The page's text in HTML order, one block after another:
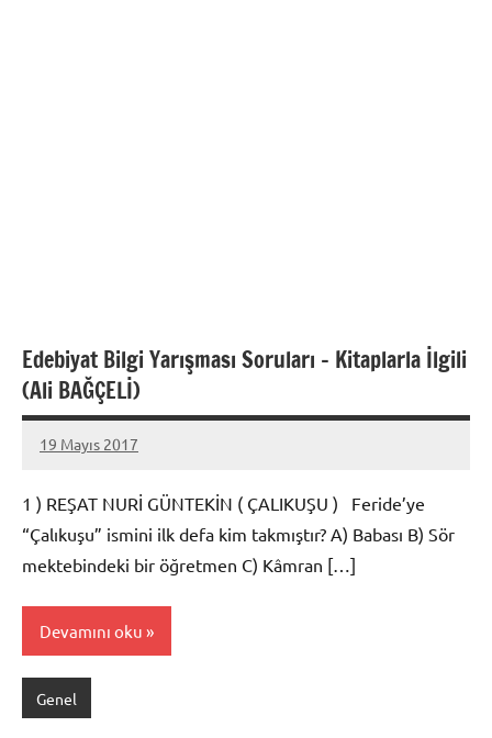
Edebiyat Bilgi Yarışması Soruları – Kitaplarla İlgili
(Ali BAĞÇELİ)
19 Mayıs 2017
admin
1 ) REŞAT NURİ GÜNTEKİN ( ÇALIKUŞU ) Feride’ye
“Çalıkuşu” ismini ilk defa kim takmıştır? A) Babası B) Sör
mektebindeki bir öğretmen C) Kâmran […]
Devamını oku
Genel